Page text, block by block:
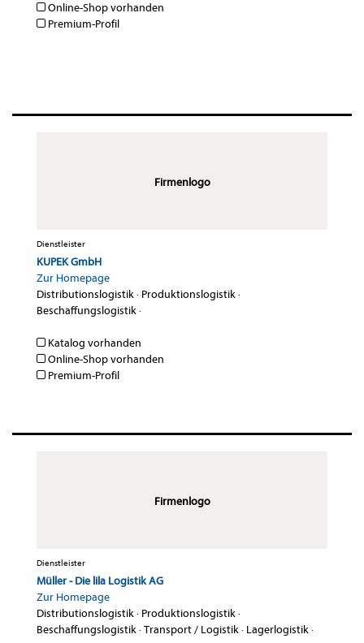
Online-Shop vorhanden
Premium-Profil
Firmenlogo
Dienstleister
KUPEK GmbH
Zur Homepage
Distributionslogistik· Produktionslogistik·
Beschaffungslogistik·
Katalog vorhanden
Online-Shop vorhanden
Premium-Profil
Firmenlogo
Dienstleister
Müller - Die lila Logistik AG
Zur Homepage
Distributionslogistik· Produktionslogistik·
Beschaffungslogistik·Transport / Logistik· Lagerlogistik·